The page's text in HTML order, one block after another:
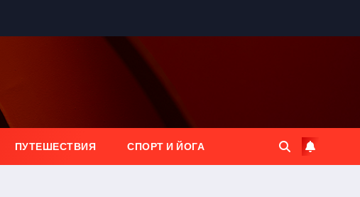
ПУТЕШЕСТВИЯ СПОРТ И ЙОГА